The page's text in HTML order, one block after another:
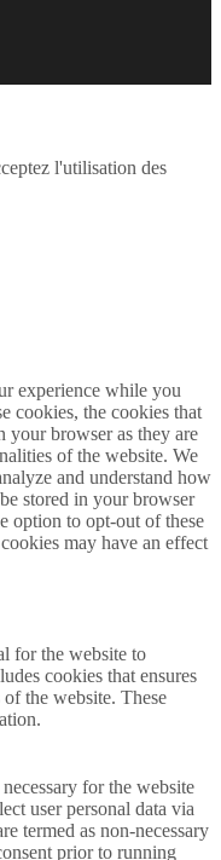
l'utilisation des
experience while you
cookies, the cookies that
your browser as they are
of the website. We
and understand how
stored in your browser
option to opt-out of these
may have an effect
for the website to
cookies that ensures
the website. These
for the website
user personal data via
termed as non-necessary
prior to running